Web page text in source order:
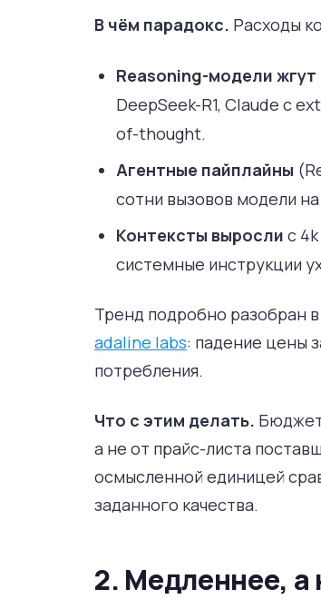
В чём парадокс. Расходы
Reasoning-модели жгут
DeepSeek-R1, Claude с
of-thought.
Агентные пайплайны
сотни вызовов модели
Контексты выросли с
системные инструкции
Тренд подробно разобран в
adaline labs: падение цены
потребления.
Что с этим делать.
а не от прайс-листа
осмысленной единицей
заданного качества.
2. Медленнее, а